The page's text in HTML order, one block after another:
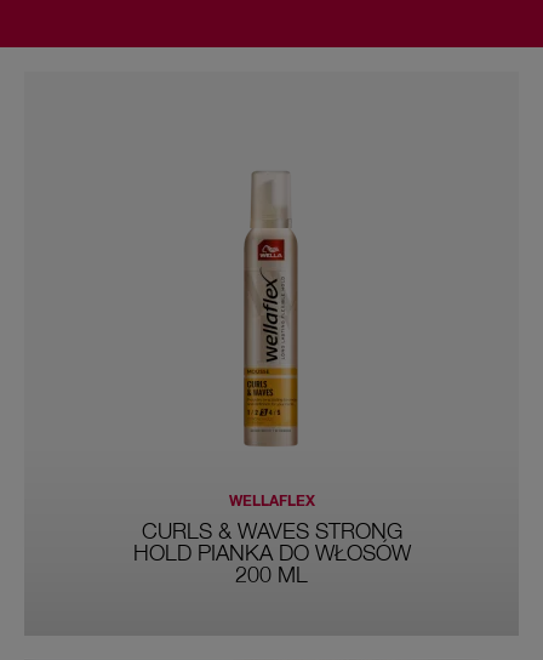
WELLAFLEX
CURLS & WAVES STRONG
HOLD PIANKA DO WŁOSÓW
200 ML